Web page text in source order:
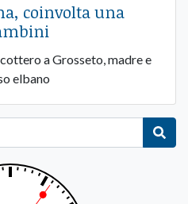
coinvolta una
a Grosseto, madre e
elbano